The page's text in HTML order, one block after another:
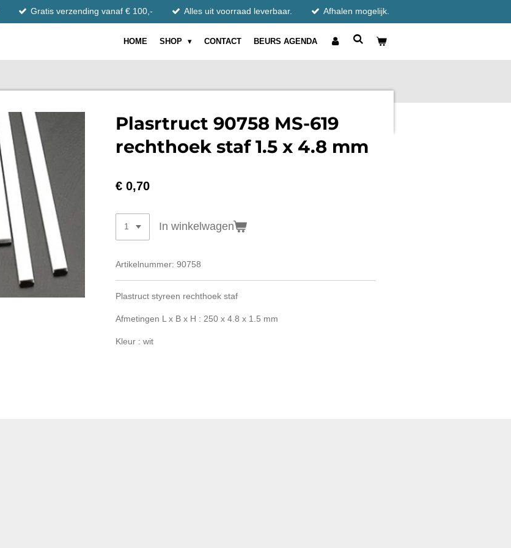
Gratis verzending vanaf € 100,- Alles uit voorraad leverbaar. Afhalen mogelijk.
HOME SHOP CONTACT BEURS AGENDA
Plasrtruct 90758 MS-619
rechthoek staf 1.5 x 4.8 mm
€ 0,70
In winkelwagen
Artikelnummer: 90758
Plastruct styreen rechthoek staf
Afmetingen L x B x H : 250 x 4.8 x 1.5 mm
Kleur : wit